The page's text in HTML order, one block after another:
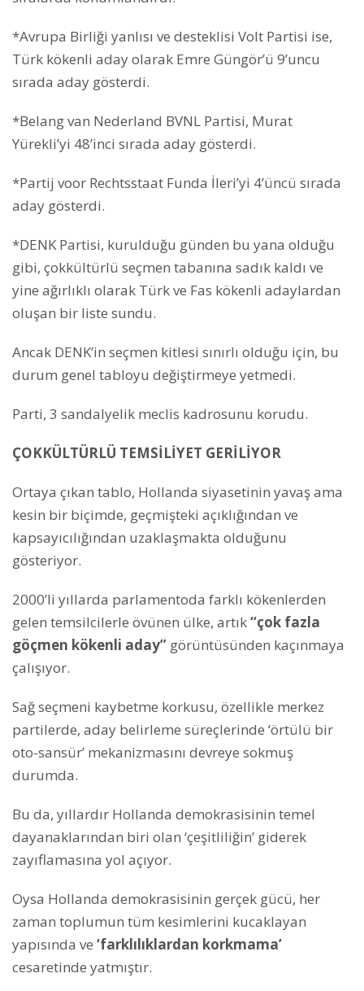
*Avrupa Birliği yanlısı ve desteklisi Volt Partisi ise,
Türk kökenli aday olarak Emre Güngör’ü 9’uncu
sırada aday gösterdi.
*Belang van Nederland BVNL Partisi, Murat
Yürekli’yi 48’inci sırada aday gösterdi.
*Partij voor Rechtsstaat Funda İleri’yi 4’üncü sırada
aday gösterdi.
*DENK Partisi, kurulduğu günden bu yana olduğu
gibi, çokkültürlü seçmen tabanına sadık kaldı ve
yine ağırlıklı olarak Türk ve Fas kökenli adaylardan
oluşan bir liste sundu.
Ancak DENK’in seçmen kitlesi sınırlı olduğu için, bu
durum genel tabloyu değiştirmeye yetmedi.
Parti, 3 sandalyelik meclis kadrosunu korudu.
ÇOKKÜLTÜRLÜ TEMSİLİYET GERİLİYOR
Ortaya çıkan tablo, Hollanda siyasetinin yavaş ama
kesin bir biçimde, geçmişteki açıklığından ve
kapsayıcılığından uzaklaşmakta olduğunu
gösteriyor.
2000’li yıllarda parlamentoda farklı kökenlerden
gelen temsilcilerle övünen ülke, artık“çok fazla
göçmen kökenli aday” görüntüsünden kaçınmaya
çalışıyor.
Sağ seçmeni kaybetme korkusu, özellikle merkez
partilerde, aday belirleme süreçlerinde ‘örtülü bir
oto-sansür’ mekanizmasını devreye sokmuş
durumda.
Bu da, yıllardır Hollanda demokrasisinin temel
dayanaklarından biri olan ‘çeşitliliğin’ giderek
zayıflamasına yol açıyor.
Oysa Hollanda demokrasisinin gerçek gücü, her
zaman toplumun tüm kesimlerini kucaklayan
yapısında ve ‘farklılıklardan korkmama’
cesaretinde yatmıştır.